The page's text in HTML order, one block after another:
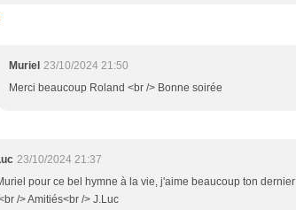
Muriel 23/10/2024 21:50
Merci beaucoup Roland <br /> Bonne soirée
23/10/2024 21:37
pour ce bel hymne à la vie, j'aime beaucoup ton dernier
/> Amitiés<br /> J.Luc